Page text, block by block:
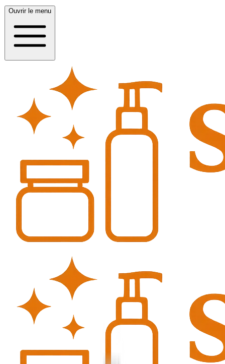
Ouvrir le menu